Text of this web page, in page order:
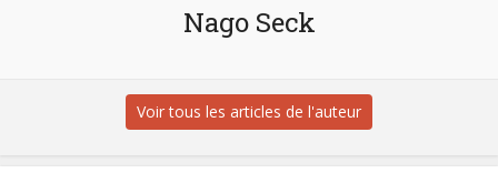
Nago Seck
Voir tous les articles de l'auteur